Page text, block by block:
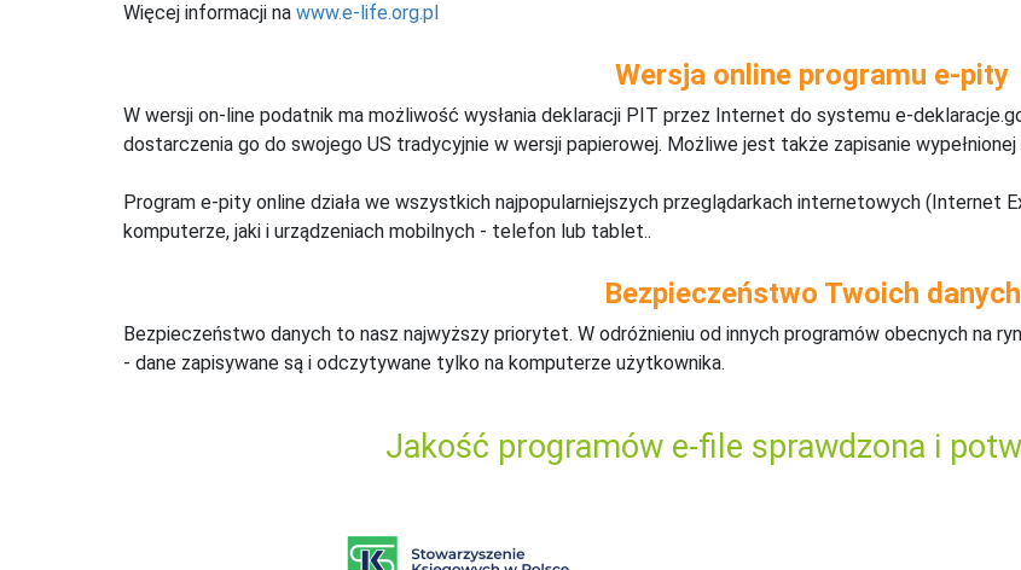
Więcej informacji na www.e-life.org.pl
Wersja online programu e-pity
W wersji on-line podatnik ma możliwość wysłania deklaracji PIT przez Internet do systemu e-
dostarczenia go do swojego US tradycyjnie w wersji papierowej. Możliwe jest także zapisanie
Program e-pity online działa we wszystkich najpopularniejszych przeglądarkach internetowych (Internet
komputerze, jaki i urządzeniach mobilnych - telefon lub tablet..
Bezpieczeństwo Twoich danych
Bezpieczeństwo danych to nasz najwyższy priorytet. W odróżnieniu od innych programów obecnych na
- dane zapisywane są i odczytywane tylko na komputerze użytkownika.
Jakość programów e-file sprawdzona i